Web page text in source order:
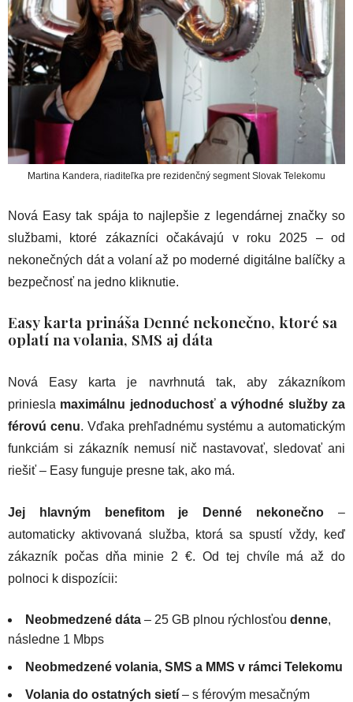
Martina Kandera, riaditeľka pre rezidenčný segment Slovak Telekomu
Nová Easy tak spája to najlepšie z legendárnej značky so
službami, ktoré zákazníci očakávajú v roku 2025 – od
nekonečných dát a volaní až po moderné digitálne balíčky a
bezpečnosť na jedno kliknutie.
Easy karta prináša Denné nekonečno, ktoré sa
oplatí na volania, SMS aj dáta
Nová Easy karta je navrhnutá tak, aby zákazníkom
priniesla maximálnu jednoduchosť a výhodné služby za
férovú cenu. Vďaka prehľadnému systému a automatickým
funkciám si zákazník nemusí nič nastavovať, sledovať ani
riešiť – Easy funguje presne tak, ako má.
Jej hlavným benefitom je Denné nekonečno –
automaticky aktivovaná služba, ktorá sa spustí vždy, keď
zákazník počas dňa minie 2 €. Od tej chvíle má až do
polnoci k dispozícii:
Neobmedzené dáta – 25 GB plnou rýchlosťou denne,
následne 1 Mbps
Neobmedzené volania, SMS a MMS v rámci Telekomu
Volania do ostatných sietí – s férovým mesačným